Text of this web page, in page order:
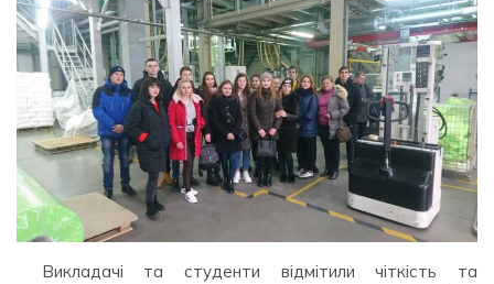
Викладачі та студенти відмітили чіткість та